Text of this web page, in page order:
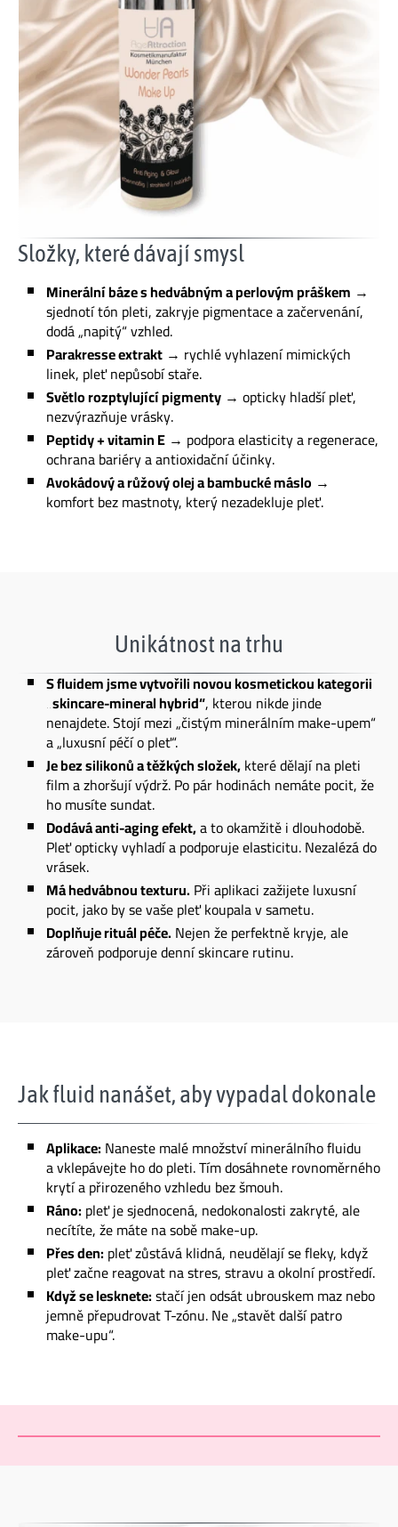
Složky, které dávají smysl
Minerální báze s hedvábným a perlovým práškem →
sjednotí tón pleti, zakryje pigmentace a začervenání,
dodá „napitý“ vzhled.
Parakresse extrakt → rychlé vyhlazení mimických
linek, pleť nepůsobí staře.
Světlo rozptylující pigmenty → opticky hladší pleť,
nezvýrazňuje vrásky.
Peptidy + vitamin E → podpora elasticity a regenerace,
ochrana bariéry a antioxidační účinky.
Avokádový a růžový olej a bambucké máslo →
komfort bez mastnoty, který nezadekluje pleť.
Unikátnost na trhu
S fluidem jsme vytvořili novou kosmetickou kategorii
„skincare-mineral hybrid“, kterou nikde jinde
nenajdete. Stojí mezi „čistým minerálním make-upem“
a „luxusní péčí o pleť“.
Je bez silikonů a těžkých složek,které dělají na pleti
film a zhoršují výdrž. Po pár hodinách nemáte pocit, že
ho musíte sundat.
Dodává anti-aging efekt,a to okamžitě i dlouhodobě.
Pleť opticky vyhladí a podporuje elasticitu. Nezalézá do
vrásek.
Má hedvábnou texturu. Při aplikaci zažijete luxusní
pocit, jako by se vaše pleť koupala v sametu.
Doplňuje rituál péče. Nejen že perfektně kryje, ale
zároveň podporuje denní skincare rutinu.
Jak fluid nanášet, aby vypadal dokonale
Aplikace: Naneste malé množství minerálního fluidu
a vklepávejte ho do pleti. Tím dosáhnete rovnoměrného
krytí a přirozeného vzhledu bez šmouh.
Ráno: pleť je sjednocená, nedokonalosti zakryté, ale
necítíte, že máte na sobě make-up.
Přes den: pleť zůstává klidná, neudělají se fleky, když
pleť začne reagovat na stres, stravu a okolní prostředí.
Když se lesknete:stačí jen odsát ubrouskem maz nebo
jemně přepudrovat T-zónu. Ne „stavět další patro
make-upu“.